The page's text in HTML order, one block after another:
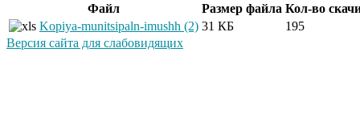
Файл Размер файла Кол-во
Kopiya-munitsipaln-imushh (2) 31 КБ
195
Версия сайта для слабовидящих